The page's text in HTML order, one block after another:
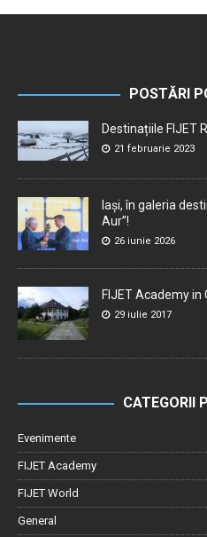
POSTĂRI
Destinațiile FIJET
21 februarie 2023
Iași, în galeria
Aur”!
26 iunie 2026
FIJET Academy in
29 iulie 2017
CATEGORII
Evenimente
FIJET Academy
FIJET World
General